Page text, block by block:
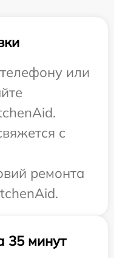
или
с
ремонта
35 минут